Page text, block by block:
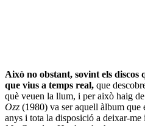
Això no obstant, sovint els discos
que vius a temps real, que
què veuen la llum, i per això haig
Ozz (1980) va ser aquell àlbum que
anys i tota la disposició a deixar-me